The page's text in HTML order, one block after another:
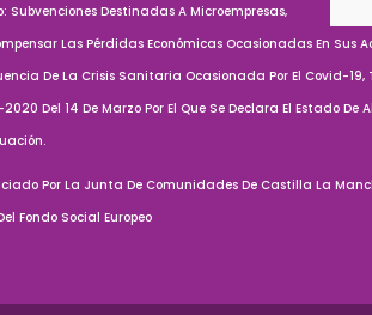
Subvenciones Destinadas A Microempresas,
Las Pérdidas Económicas Ocasionadas En Sus
De La Crisis Sanitaria Ocasionada Por El Covid-19,
Del 14 De Marzo Por El Que Se Declara El Estado De
Por La Junta De Comunidades De Castilla La
Fondo Social Europeo